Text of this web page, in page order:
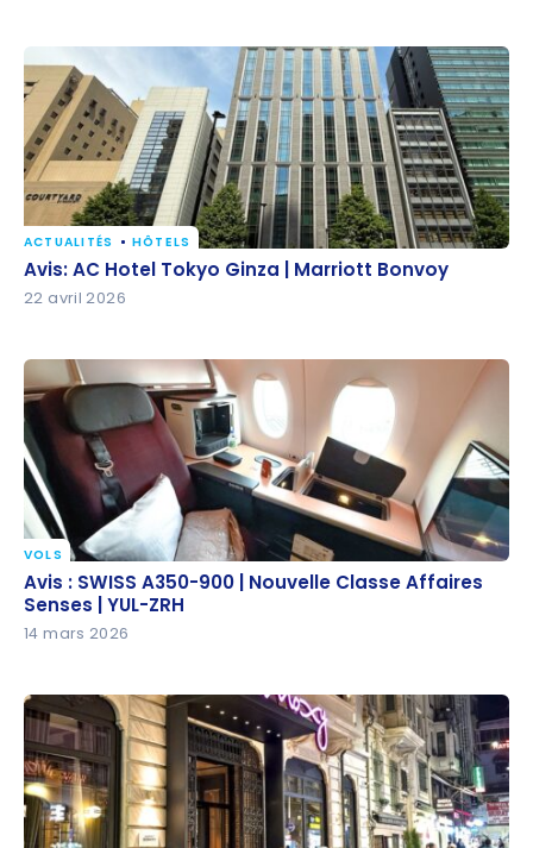
Avis: AC Hotel Tokyo Ginza | Marriott Bonvoy
ACTUALITÉS HÔTELS
Avis: AC Hotel Tokyo Ginza | Marriott Bonvoy
22 avril 2026
Avis : SWISS A350-900 | Nouvelle Classe Affaires
Senses | YUL-ZRH
VOLS
Avis : SWISS A350-900 | Nouvelle Classe Affaires
Senses | YUL-ZRH
14 mars 2026